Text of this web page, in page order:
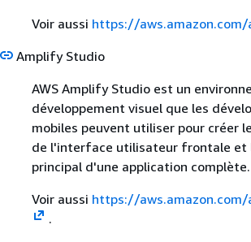
Voir aussi https://
Amplify Studio
AWS Amplify Studio est un
développement visuel que les
mobiles peuvent utiliser pour créer
de l'interface utilisateur frontale et
principal d'une application complète.
Voir aussi https://
.